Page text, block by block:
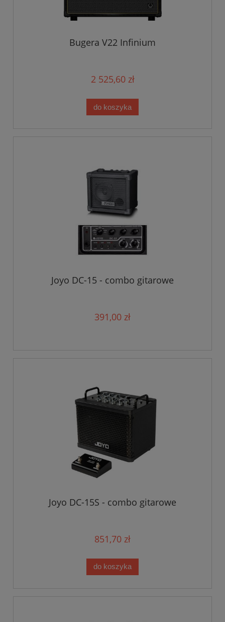
Bugera V22 Infinium
2 525,60 zł
do koszyka
Joyo DC-15 - combo gitarowe
391,00 zł
Joyo DC-15S - combo gitarowe
851,70 zł
do koszyka